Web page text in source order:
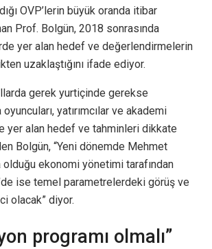
OVP’lerin büyük oranda itibar
Prof. Bolgün, 2018 sonrasında
yer alan hedef ve değerlendirmelerin
uzaklaştığını ifade ediyor.
gerek yurtiçinde gerekse
yatırımcılar ve akademi
yer alan hedef ve tahminleri dikkate
Bolgün, “Yeni dönemde Mehmet
olduğu ekonomi yönetimi tarafından
ise temel parametrelerdeki görüş ve
olacak” diyor.
programı olmalı”